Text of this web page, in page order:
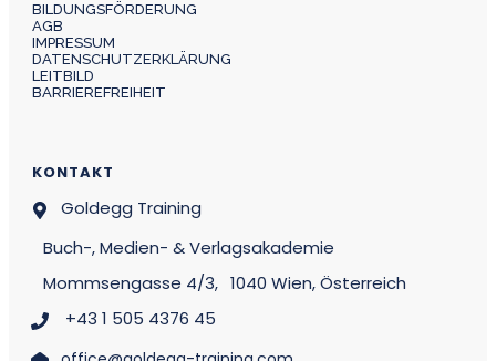
BILDUNGSFÖRDERUNG
AGB
IMPRESSUM
DATENSCHUTZERKLÄRUNG
LEITBILD
BARRIEREFREIHEIT
KONTAKT
Goldegg Training
Buch-, Medien- & Verlagsakademie
Mommsengasse 4/3, 1040 Wien, Österreich
+43 1 505 4376 45